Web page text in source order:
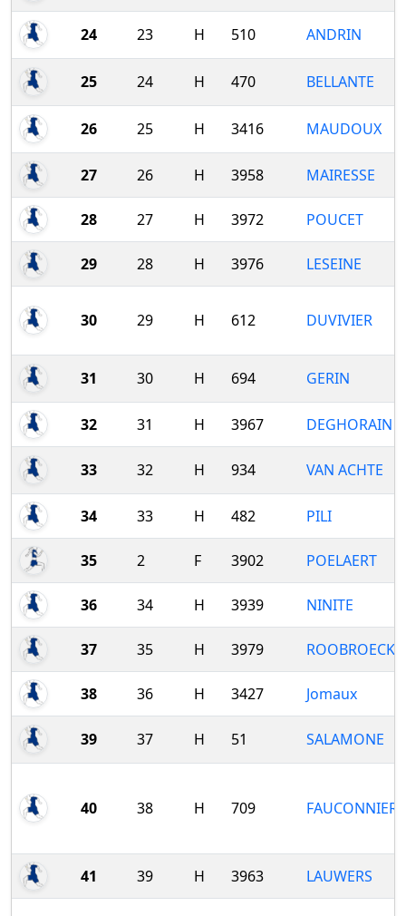
24 23 H 510 ANDRIN
25 24 H 470 BELLANTE
26 25 H 3416 MAUDOUX
27 26 H 3958 MAIRESSE
28 27 H 3972 POUCET
29 28 H 3976 LESEINE
30 29 H 612 DUVIVIER
31 30 H 694 GERIN
32 31 H 3967 DEGHORAIN
33 32 H 934 VAN ACHTE
34 33 H 482 PILI
35 2 F 3902 POELAERT
36 34 H 3939 NINITE
37 35 H 3979 ROOBROECK
38 36 H 3427 Jomaux
39 37 H 51 SALAMONE
40 38 H 709 FAUCONNIER
41 39 H 3963 LAUWERS